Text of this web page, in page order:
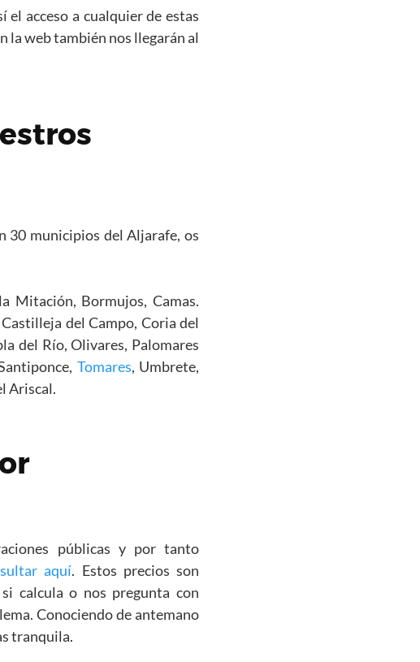
acceso a cualquier de estas
la web también nos llegarán al
30 municipios del Aljarafe, os
Mitación, Bormujos, Camas.
del Campo, Coria del
del Río, Olivares, Palomares
Tomares, Umbrete,
Ariscal.
públicas y por tanto
aquí. Estos precios son
calcula o nos pregunta con
Conociendo de antemano
tranquila.